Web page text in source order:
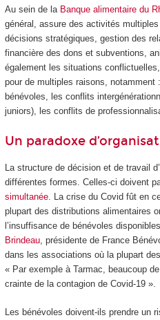
Au sein de la Banque alimentaire du
général, assure des activités
décisions stratégiques, gestion des
financière des dons et subventions,
également les situations
pour de multiples raisons, notamment
bénévoles, les conflits
juniors), les conflits de
Un paradoxe
La structure de décision et de travail
différentes formes. Celles-ci doivent
simultanée. La crise du Covid fût en
plupart des distributions alimentaires
l’insuffisance de bénévoles
Brindeau, présidente de France
dans les associations où la plupart
« Par exemple à Tarmac, beaucoup
crainte de la contagion de Covid-19 ».
Les bénévoles doivent-ils prendre un